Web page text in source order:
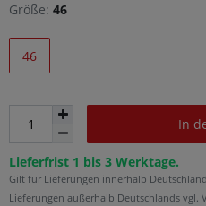
Größe: 46
46
In
Lieferfrist 1 bis 3 Werktage.
Gilt für Lieferungen innerhalb
Lieferungen außerhalb Deutschlands vgl.